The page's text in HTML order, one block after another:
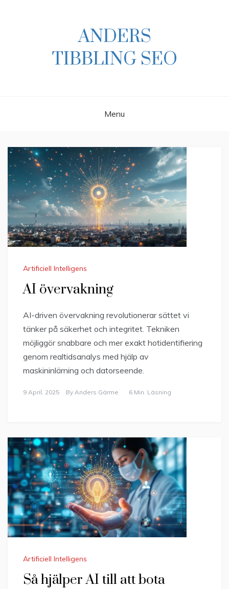
ANDERS
TIBBLING SEO
Menu
Artificiell Intelligens
AI övervakning
AI-driven övervakning revolutionerar sättet vi
tänker på säkerhet och integritet. Tekniken
möjliggör snabbare och mer exakt hotidentifiering
genom realtidsanalys med hjälp av
maskininlärning och datorseende.
9 April, 2025 By Anders Gärme 6 Min. Läsning
Artificiell Intelligens
Så hjälper AI till att bota